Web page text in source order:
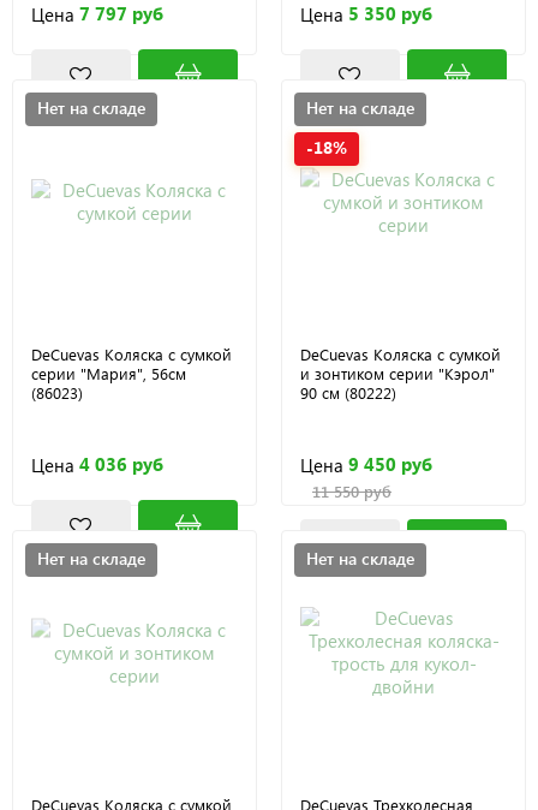
Цена 7 797 руб Цена 5 350 руб
Нет на складе
DeCuevas Коляска с сумкой
серии "Мария", 56см
(86023)
Цена 4 036 руб
Нет на складе
-18%
DeCuevas Коляска с сумкой
и зонтиком серии "Кэрол"
90 см (80222)
Цена 9 450 руб
11 550 руб
Нет на складе
DeCuevas Коляска с сумкой
Нет на складе
DeCuevas Трехколесная